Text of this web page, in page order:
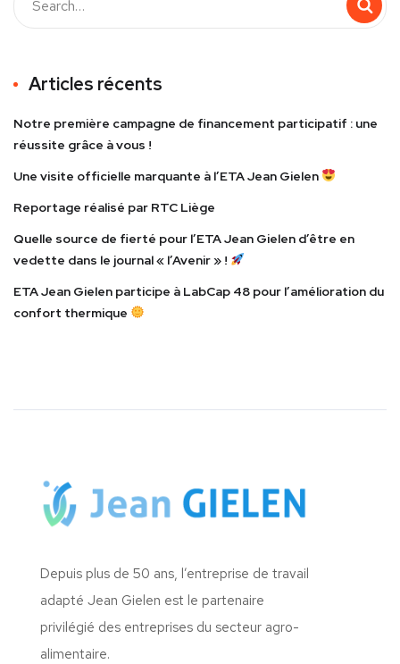
Articles récents
Notre première campagne de financement participatif : une
réussite grâce à vous !
Une visite officielle marquante à l’ETA Jean Gielen
Reportage réalisé par RTC Liège
Quelle source de fierté pour l’ETA Jean Gielen d’être en
vedette dans le journal « l’Avenir » !
ETA Jean Gielen participe à LabCap 48 pour l’amélioration du
confort thermique
Depuis plus de 50 ans, l’entreprise de travail
adapté Jean Gielen est le partenaire
privilégié des entreprises du secteur agro-
alimentaire.